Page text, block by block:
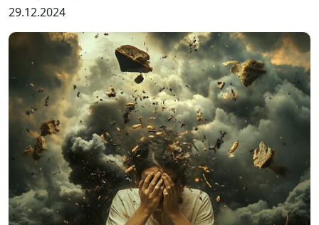
29.12.2024